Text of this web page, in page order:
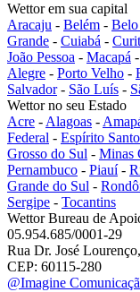
Wettor em sua capital
Aracaju - Belém -
Grande - Cuiabá -
João Pessoa - Macapá -
Alegre - Porto Velho -
Salvador- São Luís -
Wettor no seu Estado
Acre - Alagoas -
Federal - Espírito Santo
Grosso do Sul - Minas
Pernambuco - Piauí-
Grande do Sul -
Sergipe - Tocantins
Wettor Bureau de
05.954.685/0001-29
Rua Dr. José
CEP: 60115-280
@Imagine